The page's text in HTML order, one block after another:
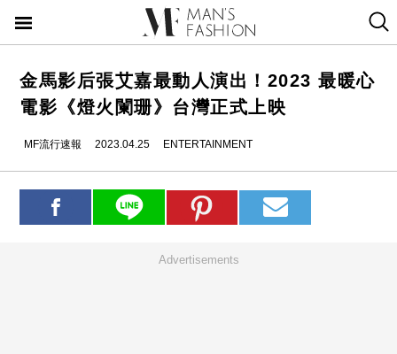
金馬影后張艾嘉最動人演出！2023 最暖心
電影《燈火闌珊》台灣正式上映
MF流行速報 2023.04.25 ENTERTAINMENT
Advertisements